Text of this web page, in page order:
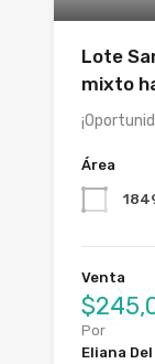
Lote
mixto
Área
Venta
Por
Eliana